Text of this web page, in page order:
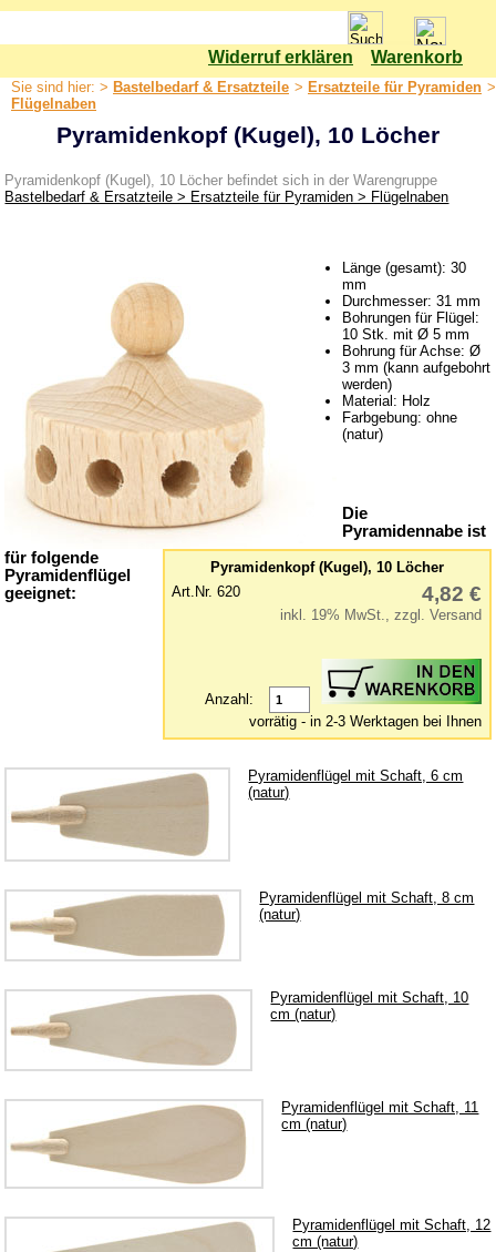
Widerruf erklären Warenkorb
Sie sind hier: > Bastelbedarf & Ersatzteile > Ersatzteile für Pyramiden >
FlügelnabenBastelbedarf & Ersatzteile
Bastelset
Elektrik & Leuchtmittel
Drehteller
Flügel, lose
Flügelschaft
Flügelnaben
Flügelräder
Hängepyramide
Holzsäulen
Kerzenhalter
Motoren / elektr. Antrieb
Ersatzteile für Rauchfiguren
Farben & Lacke
Glas-Manschetten
Glöckchen
Kerzenhalter & Tüllen
Laubsäge und Zubehör
Laubsägevorlagen
Räucherkerzen
Sockelbrettchen & Baumscheiben
Pyramidenkopf (Kugel), 10 Löcher
Pyramidenkopf (Kugel), 10 Löcher befindet sich in der Warengruppe
Bastelbedarf & Ersatzteile > Ersatzteile für Pyramiden > Flügelnaben
Pyramidenkopf (Kugel), 10 Löcher
Art.Nr. 620
4,82 €
inkl. 19% MwSt., zzgl. Versand
Anzahl:
vorrätig - in 2-3 Werktagen bei Ihnen
Länge (gesamt): 30
mm
Durchmesser: 31 mm
Bohrungen für Flügel:
10 Stk. mit Ø 5 mm
Bohrung für Achse: Ø
3 mm (kann aufgebohrt
werden)
Material: Holz
Farbgebung: ohne
(natur)
Die
Pyramidennabe ist
für folgende
Pyramidenflügel
geeignet:
Pyramidenflügel mit Schaft, 6 cm
(natur)
Pyramidenflügel mit Schaft, 8 cm
(natur)
Pyramidenflügel mit Schaft, 10
cm (natur)
Pyramidenflügel mit Schaft, 11
cm (natur)
Pyramidenflügel mit Schaft, 12
cm (natur)